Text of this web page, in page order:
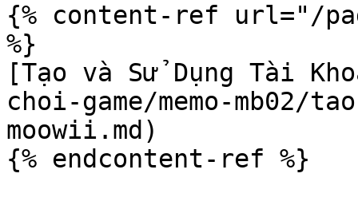
{% content-ref url="/
%}
[Tạo và Sử Dụng Tài
choi-game/memo-mb02/
moowii.md)
{% endcontent-ref %}